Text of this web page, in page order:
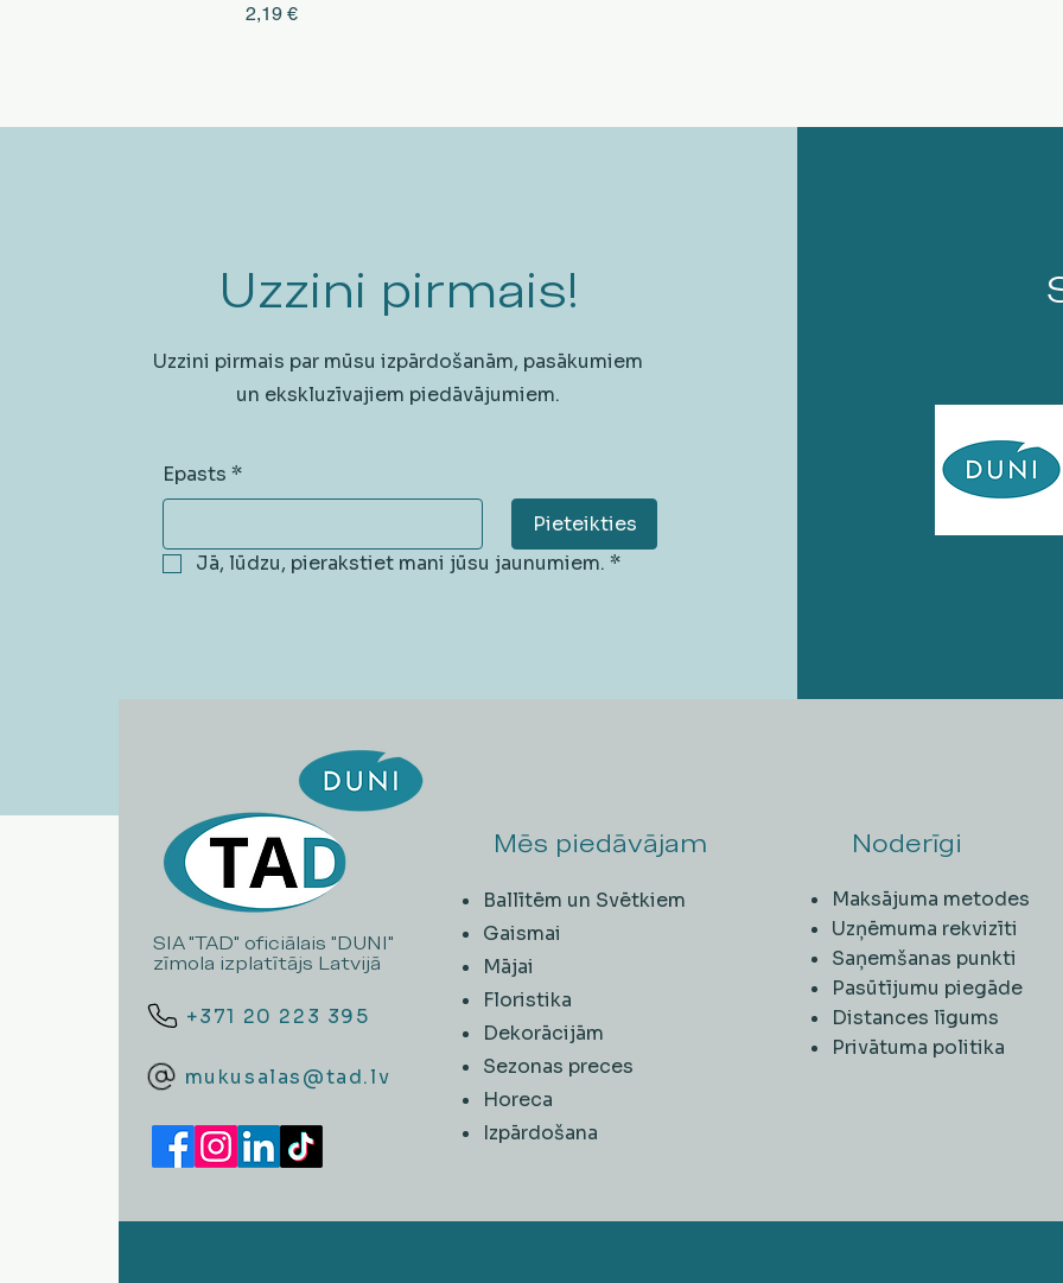
Cena
2,19 €
Uzzini pirmais!
Uzzini pirmais par mūsu izpārdošanām, pasākumiem
un ekskluzīvajiem piedāvājumiem.
Epasts *
Pieteikties
Jā, lūdzu, pierakstiet mani jūsu jaunumiem. *
SIA "TAD" oficiālais "DUNI"
zīmola izplatītājs Latvijā
+371 20 223 395
mukusalas@tad.lv
Mēs piedāvājam
Ballītēm un Svētkiem
Gaismai
Mājai
Floristika
Dekorācijām
Sezonas preces
Horeca
​Izpārdošana
Noderīgi
Maksājuma metodes
Uzņēmuma rekvizīti
Saņemšanas punkti
Pasūtījumu piegāde
Distances līgums
Privātuma politika